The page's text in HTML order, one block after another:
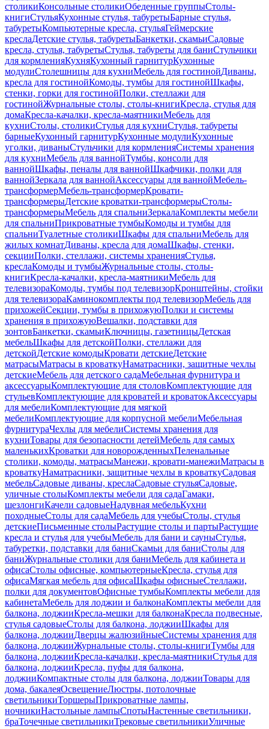
столикиКонсольные столикиОбеденные группыСтолы-
книгиСтульяКухонные стулья, табуретыБарные стулья,
табуретыКомпьютерные кресла, стульяГеймерские
креслаДетские стулья, табуретыБанкетки, скамьиСадовые
кресла, стулья, табуретыСтулья, табуреты для баниСтульчики
для кормленияКухняКухонный гарнитурКухонные
модулиСтолешницы для кухниМебель для гостинойДиваны,
кресла для гостинойКомоды, тумбы для гостинойШкафы,
стенки, горки для гостинойПолки, стеллажи для
гостинойЖурнальные столы, столы-книгиКресла, стулья для
домаКресла-качалки, кресла-маятникиМебель для
кухниСтолы, столикиСтулья для кухниСтулья, табуреты
барныеКухонный гарнитурКухонные модулиКухонные
уголки, диваныСтульчики для кормленияСистемы хранения
для кухниМебель для ваннойТумбы, консоли для
ваннойШкафы, пеналы для ваннойШкафчики, полки для
ваннойЗеркала для ваннойАксессуары для ваннойМебель-
трансформерМебель-трансформерКровати-
трансформерыДетские кроватки-трансформерыСтолы-
трансформерыМебель для спальниЗеркалаКомплекты мебели
для спальниПрикроватные тумбыКомоды и тумбы для
спальниТуалетные столикиШкафы для спальниМебель для
жилых комнатДиваны, кресла для домаШкафы, стенки,
секцииПолки, стеллажи, системы храненияСтулья,
креслаКомоды и тумбыЖурнальные столы, столы-
книгиКресла-качалки, кресла-маятникиМебель для
телевизораКомоды, тумбы под телевизорКронштейны, стойки
для телевизораКаминокомплекты под телевизорМебель для
прихожейСекции, тумбы в прихожуюПолки и системы
хранения в прихожуюВешалки, подставки для
зонтовБанкетки, скамьиКлючницы, газетницыДетская
мебельШкафы для детскойПолки, стеллажи для
детскойДетские комодыКровати детскиеДетские
матрасыМатрасы в кроваткуНаматрасники, защитные чехлы
детскиеМебель для детского садаМебельная фурнитура и
аксессуарыКомплектующие для столовКомплектующие для
стульевКомплектующие для кроватей и кроватокАксессуары
для мебелиКомплектующие для мягкой
мебелиКомплектующие для корпусной мебелиМебельная
фурнитураЧехлы для мебелиСистемы хранения для
кухниТовары для безопасности детейМебель для самых
маленькихКроватки для новорожденныхПеленальные
столики, комоды, матрасыМанежи, кровати-манежиМатрасы в
кроваткуНаматрасники, защитные чехлы в кроваткуСадовая
мебельСадовые диваны, креслаСадовые стульяСадовые,
уличные столыКомплекты мебели для садаГамаки,
шезлонгиКачели садовыеНадувная мебельКухни
походныеСтолы для садаМебель для учебыСтолы, стулья
детскиеПисьменные столыРастущие столы и партыРастущие
кресла и стулья для учебыМебель для бани и сауныСтулья,
табуретки, подставки для баниСкамьи для баниСтолы для
баниЖурнальные столики для баниМебель для кабинета и
офисаСтолы офисные, компьютерныеКресла, стулья для
офисаМягкая мебель для офисаШкафы офисныеСтеллажи,
полки для документовОфисные тумбыКомплекты мебели для
кабинетаМебель для лоджии и балконаКомплекты мебели для
балкона, лоджииКресла-мешки для балконаКресла подвесные,
стулья садовыеСтолы для балкона, лоджииШкафы для
балкона, лоджииДверцы жалюзийныеСистемы хранения для
балкона, лоджииЖурнальные столы, столы-книгиТумбы для
балкона, лоджииКресла-качалки, кресла-маятникиСтулья для
балкона, лоджииКресла, пуфы для балкона,
лоджииКомпактные столы для балкона, лоджииТовары для
дома, бакалеяОсвещениеЛюстры, потолочные
светильникиТоршерыПрикроватные лампы,
ночникиНастольные лампыСпотыНастенные светильники,
браТочечные светильникиТрековые светильникиУличные